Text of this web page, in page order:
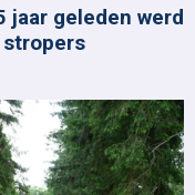
jaar geleden werd
stropers